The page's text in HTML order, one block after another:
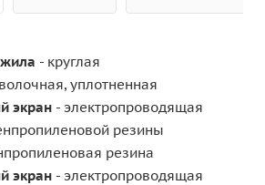
- круглая
уплотненная
экран - электропроводящая
резины
резина
экран - электропроводящая